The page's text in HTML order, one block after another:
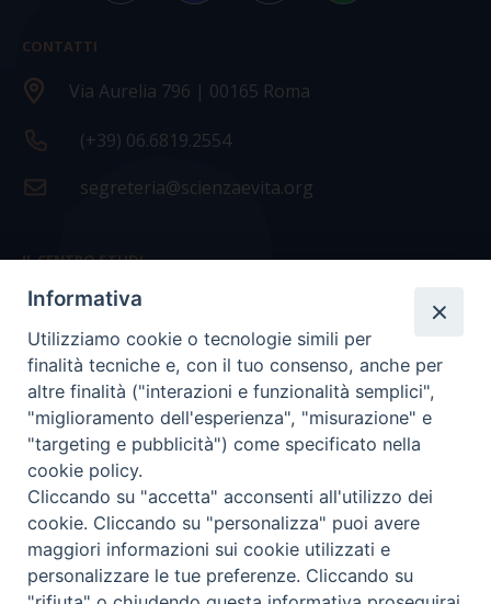
CONTATTI
Via Aurelia 796 | 00165 Roma
(+39) 06.6819.2554
segreteria@scienzaevita.org
IL CENTRO STUDI
La nostra storia
Statuto
Presidenza e ufficio presidenza
Consiglio scientifico
Coordinamento nazionale
Informativa
Utilizziamo cookie o tecnologie simili per
finalità tecniche e, con il tuo consenso, anche per
altre finalità ("interazioni e funzionalità semplici",
"miglioramento dell'esperienza", "misurazione" e
"targeting e pubblicità") come specificato nella
cookie policy.
Cliccando su "accetta" acconsenti all'utilizzo dei
cookie. Cliccando su "personalizza" puoi avere
maggiori informazioni sui cookie utilizzati e
personalizzare le tue preferenze. Cliccando su